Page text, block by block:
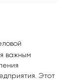
важным
Этот